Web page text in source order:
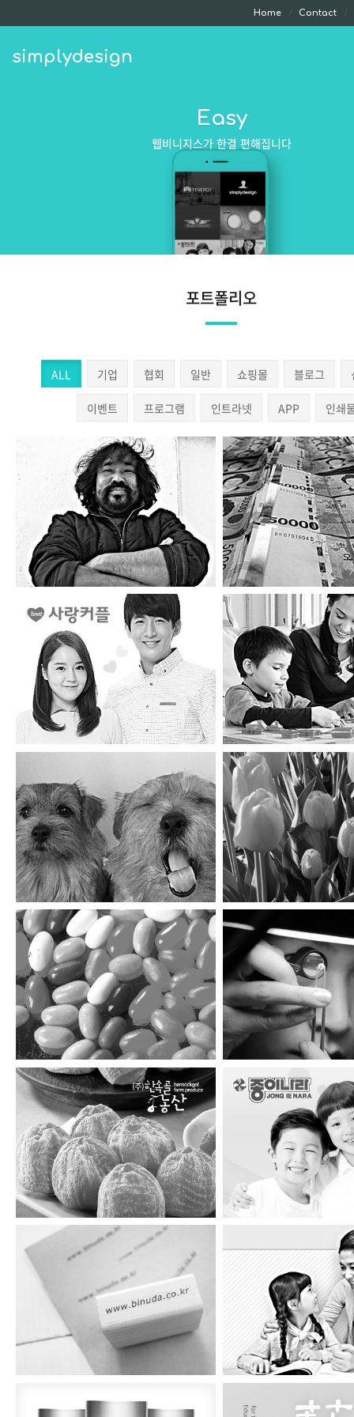
Home Contact
simplydesign
Easy
웹비니지스가 한결 편해집니다
포트폴리오
ALL 기업 협회 일반 쇼핑몰 블로그
이벤트 프로그램 인트라넷 APP 인쇄
털보선장횟집 뱅크인포
사랑커플 아이실리콘
아이리하우스 미림원예종묘
피플앤피플 GIA코리아
한속골농산 종이나라
비누다 맑은소리샘